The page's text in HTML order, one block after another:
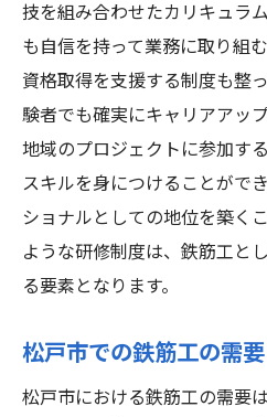
技を組み合わせたカリキュラ
も自信を持って業務に取り組
資格取得を支援する制度も整
験者でも確実にキャリアアッ
地域のプロジェクトに参加す
スキルを身につけることがで
ショナルとしての地位を築く
ような研修制度は、鉄筋工と
る要素となります。
松戸市での鉄筋工の需
松戸市における鉄筋工の需要